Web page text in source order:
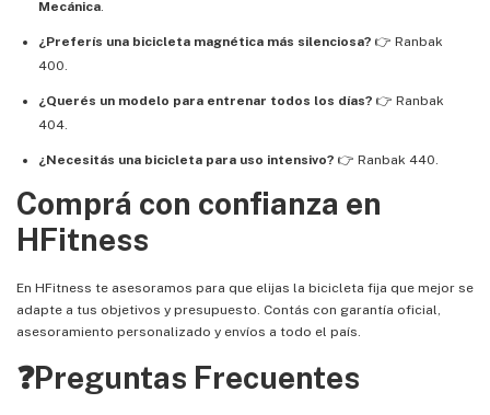
Mecánica
¿Preferís una bicicleta magnética más silenciosa? 👉 Ranbak
400
¿Querés un modelo para entrenar todos los días? 👉 Ranbak
404
¿Necesitás una bicicleta para uso intensivo? 👉 Ranbak 440
Comprá con confianza en
HFitness
En HFitness te asesoramos para que elijas la bicicleta fija que mejor se
adapte a tus objetivos y presupuesto. Contás con garantía oficial,
asesoramiento personalizado y envíos a todo el país.
❓Preguntas Frecuentes